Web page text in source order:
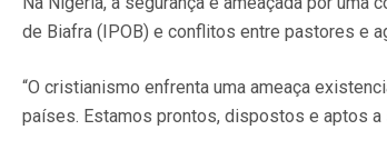
de Biafra (IPOB) e conflitos entre pastores e
“O cristianismo enfrenta uma ameaça
países. Estamos prontos, dispostos e aptos a